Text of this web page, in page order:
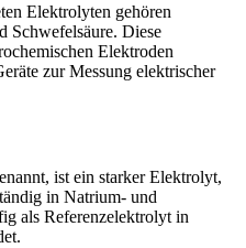
Elektrolyten gehören
Schwefelsäure. Diese
Elektroden
zur Messung elektrischer
ist ein starker Elektrolyt,
in Natrium- und
als Referenzelektrolyt in